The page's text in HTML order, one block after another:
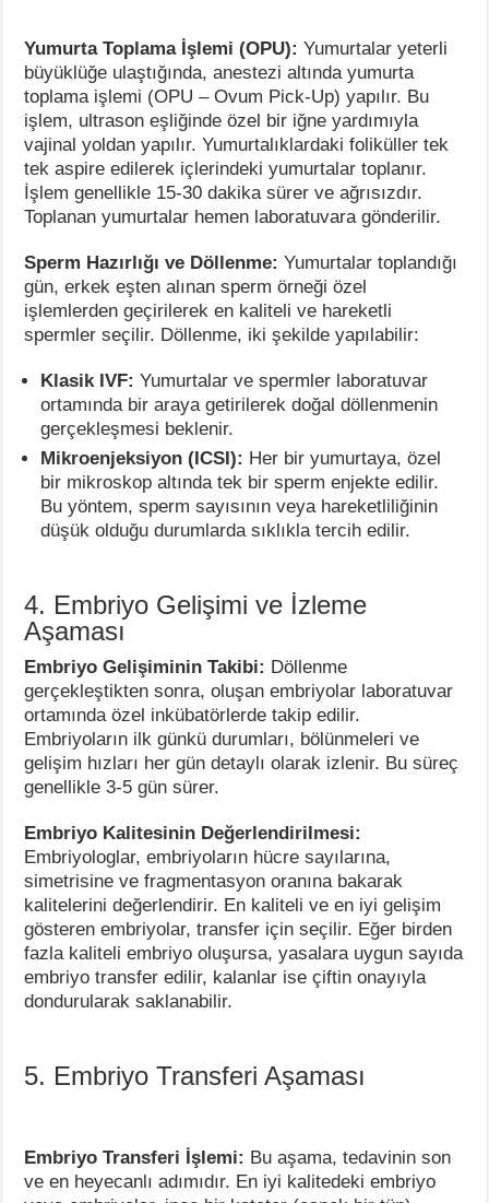
Yumurta Toplama İşlemi (OPU): Yumurtalar yeterli
büyüklüğe ulaştığında, anestezi altında yumurta
toplama işlemi (OPU – Ovum Pick-Up) yapılır. Bu
işlem, ultrason eşliğinde özel bir iğne yardımıyla
vajinal yoldan yapılır. Yumurtalıklardaki foliküller tek
tek aspire edilerek içlerindeki yumurtalar toplanır.
İşlem genellikle 15-30 dakika sürer ve ağrısızdır.
Toplanan yumurtalar hemen laboratuvara gönderilir.
Sperm Hazırlığı ve Döllenme: Yumurtalar toplandığı
gün, erkek eşten alınan sperm örneği özel
işlemlerden geçirilerek en kaliteli ve hareketli
spermler seçilir. Döllenme, iki şekilde yapılabilir:
Klasik IVF: Yumurtalar ve spermler laboratuvar
ortamında bir araya getirilerek doğal döllenmenin
gerçekleşmesi beklenir.
Mikroenjeksiyon (ICSI): Her bir yumurtaya, özel
bir mikroskop altında tek bir sperm enjekte edilir.
Bu yöntem, sperm sayısının veya hareketliliğinin
düşük olduğu durumlarda sıklıkla tercih edilir.
4. Embriyo Gelişimi ve İzleme
Aşaması
Embriyo Gelişiminin Takibi: Döllenme
gerçekleştikten sonra, oluşan embriyolar laboratuvar
ortamında özel inkübatörlerde takip edilir.
Embriyoların ilk günkü durumları, bölünmeleri ve
gelişim hızları her gün detaylı olarak izlenir. Bu süreç
genellikle 3-5 gün sürer.
Embriyo Kalitesinin Değerlendirilmesi:
Embriyologlar, embriyoların hücre sayılarına,
simetrisine ve fragmentasyon oranına bakarak
kalitelerini değerlendirir. En kaliteli ve en iyi gelişim
gösteren embriyolar, transfer için seçilir. Eğer birden
fazla kaliteli embriyo oluşursa, yasalara uygun sayıda
embriyo transfer edilir, kalanlar ise çiftin onayıyla
dondurularak saklanabilir.
5. Embriyo Transferi Aşaması
Embriyo Transferi İşlemi: Bu aşama, tedavinin son
ve en heyecanlı adımıdır. En iyi kalitedeki embriyo